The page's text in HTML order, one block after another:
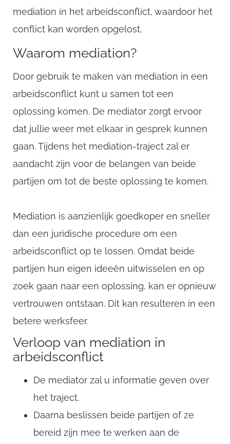
mediation in het arbeidsconflict, waardoor het
conflict kan worden opgelost.
Waarom mediation?
Door gebruik te maken van mediation in een
arbeidsconflict kunt u samen tot een
oplossing komen. De mediator zorgt ervoor
dat jullie weer met elkaar in gesprek kunnen
gaan. Tijdens het mediation-traject zal er
aandacht zijn voor de belangen van beide
partijen om tot de beste oplossing te komen.
Mediation is aanzienlijk goedkoper en sneller
dan een juridische procedure om een
arbeidsconflict op te lossen. Omdat beide
partijen hun eigen ideeën uitwisselen en op
zoek gaan naar een oplossing, kan er opnieuw
vertrouwen ontstaan. Dit kan resulteren in een
betere werksfeer.
Verloop van mediation in
arbeidsconflict
De mediator zal u informatie geven over
het traject.
Daarna beslissen beide partijen of ze
bereid zijn mee te werken aan de
CompanyName
Username